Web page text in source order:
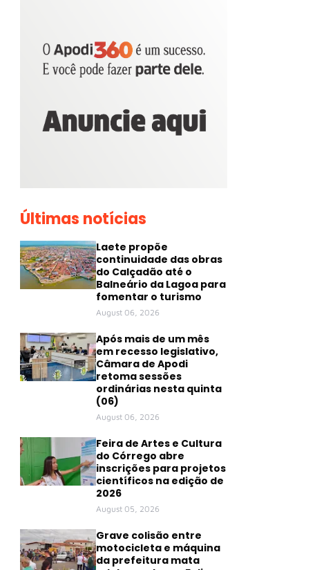
Últimas notícias
Laete propõe
continuidade das obras
do Calçadão até o
Balneário da Lagoa para
fomentar o turismo
August 06, 2026
Após mais de um mês
em recesso legislativo,
Câmara de Apodi
retoma sessões
ordinárias nesta quinta
(06)
August 06, 2026
Feira de Artes e Cultura
do Córrego abre
inscrições para projetos
científicos na edição de
2026
August 05, 2026
Grave colisão entre
motocicleta e máquina
da prefeitura mata